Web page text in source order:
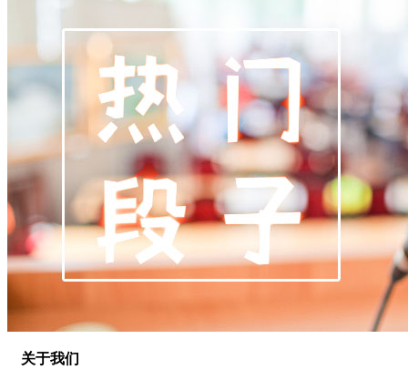
关于我们